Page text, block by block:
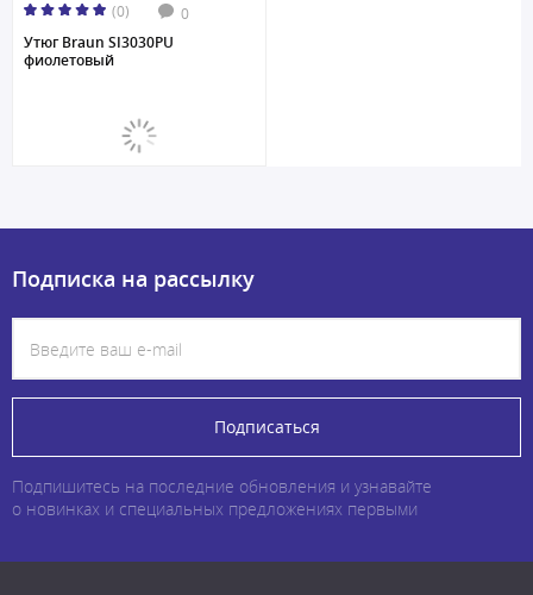
(0) 0
Утюг Braun SI3030PU
фиолетовый
Подписка на рассылку
Подписаться
Подпишитесь на последние обновления и узнавайте
о новинках и специальных предложениях первыми